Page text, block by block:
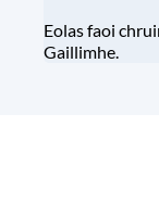
Eolas faoi
Gaillimhe.